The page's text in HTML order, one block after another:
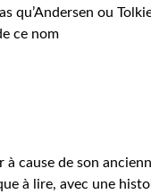
qu’Andersen ou
ce nom
cause de son
à lire, avec une